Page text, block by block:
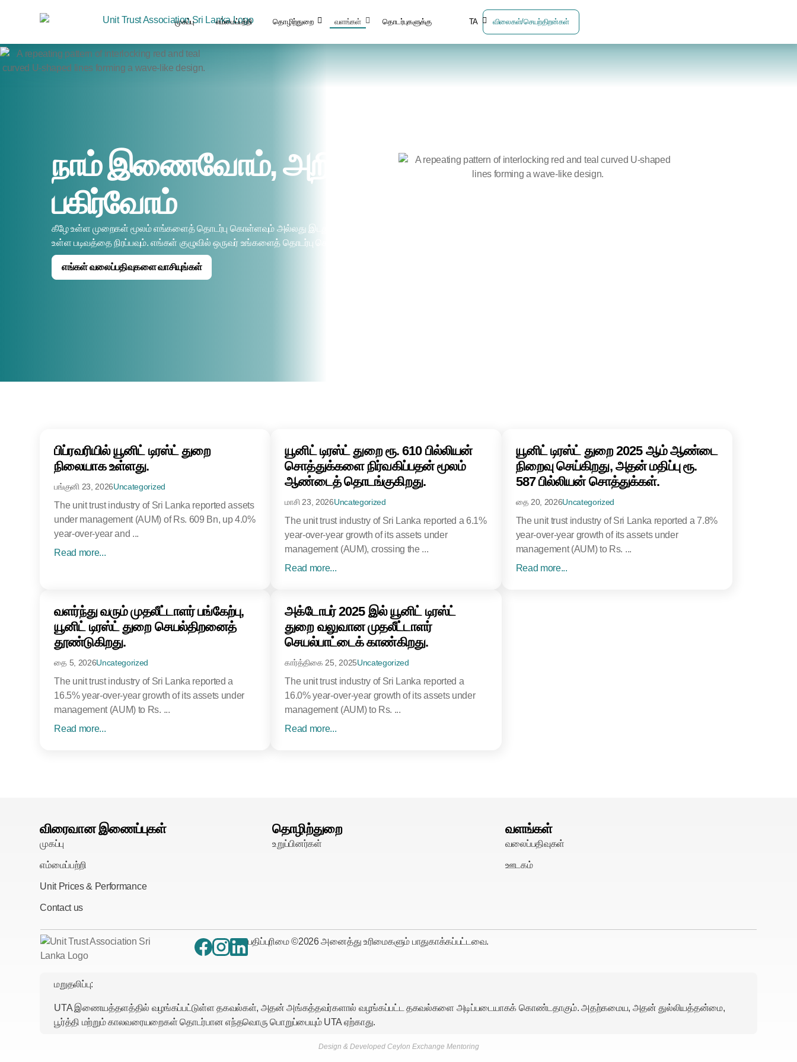
முகப்பு எம்மைப்பற்றி தொழிற்துறை வளங்கள் தொடர்புகளுக்கு TA விலைகள்/செயற்திறன்கள்
நாம் இணைவோம், அறிவைப்
பகிர்வோம்
கீழே உள்ள முறைகள் மூலம் எங்களைத் தொடர்பு கொள்ளவும் அல்லது இடதுபுறத்தில்
உள்ள படிவத்தை நிரப்பவும். எங்கள் குழுவில் ஒருவர் உங்களைத் தொடர்பு கொள்வார்.
எங்கள் வலைப்பதிவுகளை வாசியுங்கள்
பிப்ரவரியில் யூனிட் டிரஸ்ட் துறை
நிலையாக உள்ளது.
பங்குனி 23, 2026Uncategorized
The unit trust industry of Sri Lanka reported assets
under management (AUM) of Rs. 609 Bn, up 4.0%
year-over-year and ...
Read more...
யூனிட் டிரஸ்ட் துறை ரூ. 610 பில்லியன்
சொத்துக்களை நிர்வகிப்பதன் மூலம்
ஆண்டைத் தொடங்குகிறது.
மாசி 23, 2026Uncategorized
The unit trust industry of Sri Lanka reported a 6.1%
year-over-year growth of its assets under
management (AUM), crossing the ...
Read more...
யூனிட் டிரஸ்ட் துறை 2025 ஆம் ஆண்டை
நிறைவு செய்கிறது, அதன் மதிப்பு ரூ.
587 பில்லியன் சொத்துக்கள்.
தை 20, 2026Uncategorized
The unit trust industry of Sri Lanka reported a 7.8%
year-over-year growth of its assets under
management (AUM) to Rs. ...
Read more...
வளர்ந்து வரும் முதலீட்டாளர் பங்கேற்பு,
யூனிட் டிரஸ்ட் துறை செயல்திறனைத்
தூண்டுகிறது.
தை 5, 2026Uncategorized
The unit trust industry of Sri Lanka reported a
16.5% year-over-year growth of its assets under
management (AUM) to Rs. ...
Read more...
அக்டோபர் 2025 இல் யூனிட் டிரஸ்ட்
துறை வலுவான முதலீட்டாளர்
செயல்பாட்டைக் காண்கிறது.
கார்த்திகை 25, 2025Uncategorized
The unit trust industry of Sri Lanka reported a
16.0% year-over-year growth of its assets under
management (AUM) to Rs. ...
Read more...
விரைவான இணைப்புகள்
முகப்பு
எம்மைப்பற்றி
Unit Prices & Performance
Contact us
தொழிற்துறை
உறுப்பினர்கள்
வளங்கள்
வலைப்பதிவுகள்
ஊடகம்
பதிப்புரிமை ©2026அனைத்து உரிமைகளும் பாதுகாக்கப்பட்டவை.
மறுதலிப்பு:
UTA இணையத்தளத்தில் வழங்கப்பட்டுள்ள தகவல்கள், அதன் அங்கத்தவர்களால் வழங்கப்பட்ட தகவல்களை அடிப்படையாகக் கொண்டதாகும். அதற்கமைய, அதன் துல்லியத்தன்மை,
பூர்த்தி மற்றும் காலவரையறைகள் தொடர்பான எந்தவொரு பொறுப்பையும் UTA ஏற்காது.
Design & Developed Ceylon Exchange Mentoring